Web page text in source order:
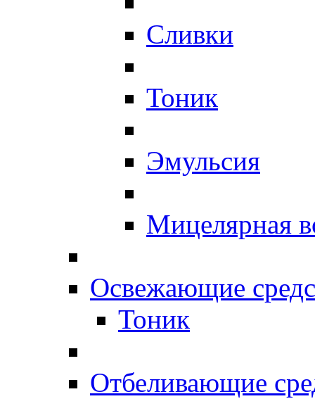
Сливки
Тоник
Эмульсия
Мицелярная
Освежающие
Тоник
Отбеливающие